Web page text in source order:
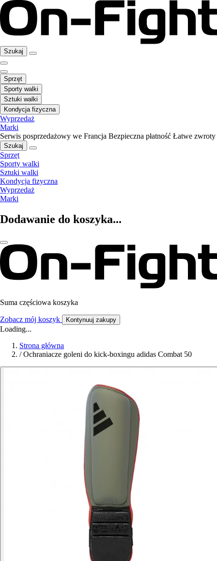
Szukaj
Sprzęt
Sporty walki
Sztuki walki
Kondycja fizyczna
Wyprzedaż
Marki
Serwis posprzedażowy we Francja Bezpieczna płatność Łatwe zwroty
Szukaj
Sprzęt
Sporty walki
Sztuki walki
Kondycja fizyczna
Wyprzedaż
Marki
Dodawanie do koszyka...
Suma częściowa koszyka
Zobacz mój koszyk Kontynuuj zakupy
Loading...
Strona główna
/ Ochraniacze goleni do kick-boxingu adidas Combat 50